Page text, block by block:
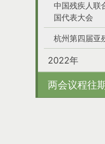
中国残疾人联
国代表大会
杭州第四届亚
2022年
两会议程往